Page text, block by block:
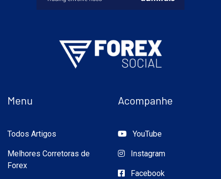
Menu
Todos Artigos
Melhores Corretoras de
Forex
Acompanhe
YouTube
Instagram
Facebook